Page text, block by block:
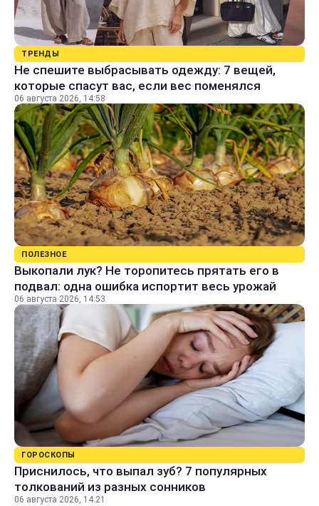
ТРЕНДЫ
Не спешите выбрасывать одежду: 7 вещей,
которые спасут вас, если вес поменялся
06 августа 2026, 14:58
ПОЛЕЗНОЕ
Выкопали лук? Не торопитесь прятать его в
подвал: одна ошибка испортит весь урожай
06 августа 2026, 14:53
ГОРОСКОПЫ
Приснилось, что выпал зуб? 7 популярных
толкований из разных сонников
06 августа 2026, 14:21